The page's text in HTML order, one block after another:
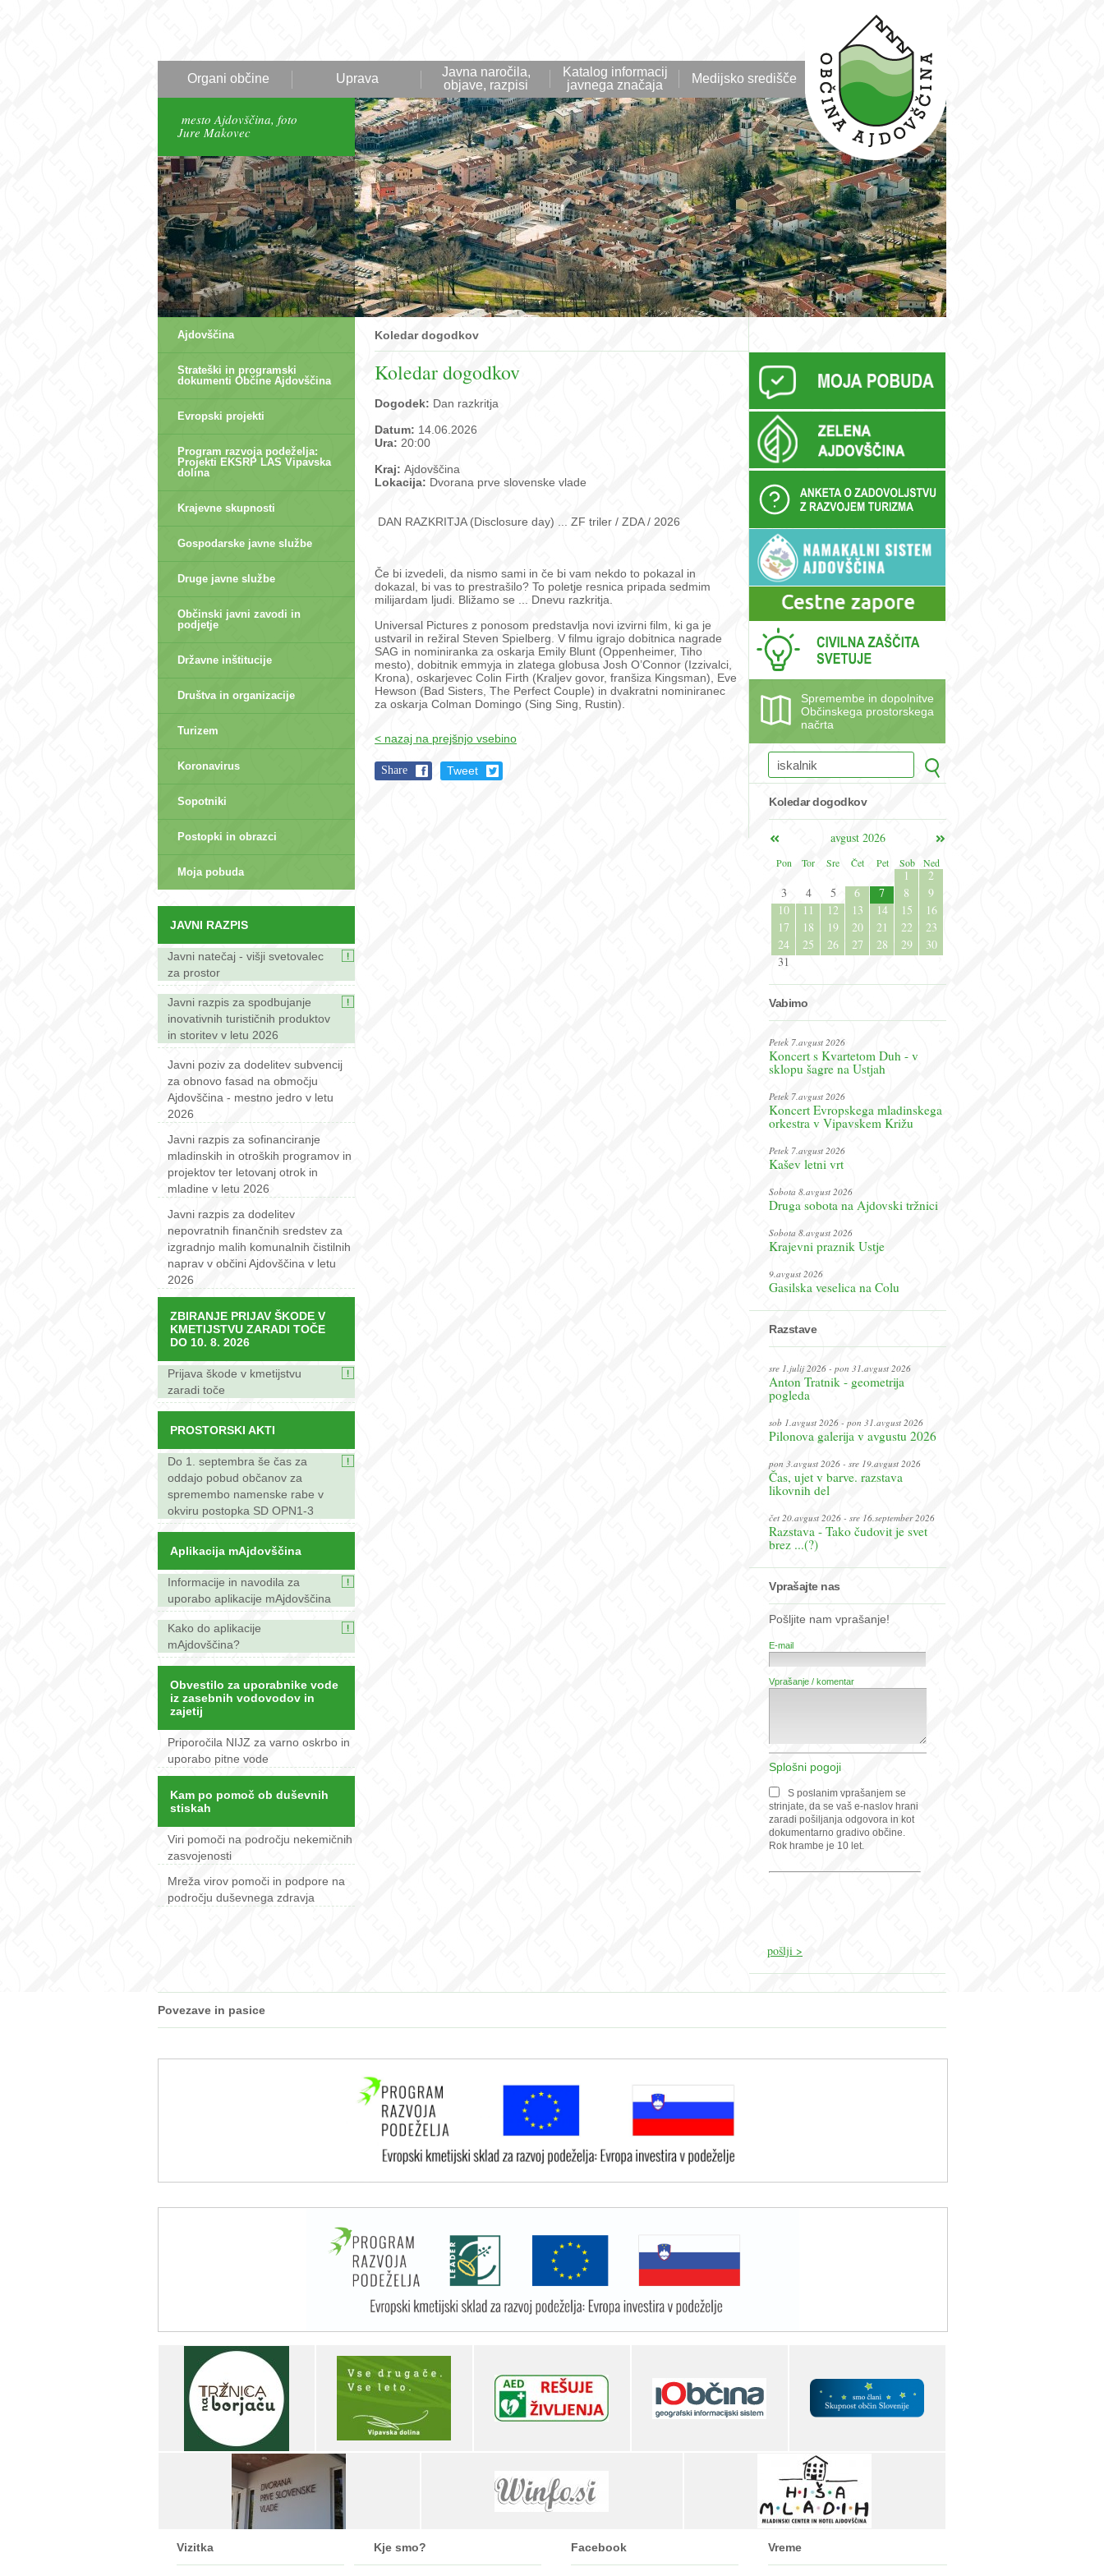
Organi občine Uprava
Javna naročila,
objave, razpisi
Katalog informacij
javnega značaja
Medijsko središče
mesto Ajdovščina, foto
Jure Makovec
Ajdovščina
Strateški in programski
dokumenti Občine Ajdovščina
Evropski projekti
Program razvoja podeželja:
Projekti EKSRP LAS Vipavska
dolina
Krajevne skupnosti
Gospodarske javne službe
Druge javne službe
Občinski javni zavodi in
podjetje
Državne inštitucije
Društva in organizacije
Turizem
Koronavirus
Sopotniki
Postopki in obrazci
Moja pobuda
JAVNI RAZPIS
Javni natečaj - višji svetovalec
za prostor
Javni razpis za spodbujanje
inovativnih turističnih produktov
in storitev v letu 2026
Javni poziv za dodelitev subvencij
za obnovo fasad na območju
Ajdovščina - mestno jedro v letu
2026
Javni razpis za sofinanciranje
mladinskih in otroških programov in
projektov ter letovanj otrok in
mladine v letu 2026
Javni razpis za dodelitev
nepovratnih finančnih sredstev za
izgradnjo malih komunalnih čistilnih
naprav v občini Ajdovščina v letu
2026
ZBIRANJE PRIJAV ŠKODE V
KMETIJSTVU ZARADI TOČE
DO 10. 8. 2026
Prijava škode v kmetijstvu
zaradi toče
PROSTORSKI AKTI
Do 1. septembra še čas za
oddajo pobud občanov za
spremembo namenske rabe v
okviru postopka SD OPN1-3
Aplikacija mAjdovščina
Informacije in navodila za
uporabo aplikacije mAjdovščina
Kako do aplikacije
mAjdovščina?
Obvestilo za uporabnike vode
iz zasebnih vodovodov in
zajetij
Priporočila NIJZ za varno oskrbo in
uporabo pitne vode
Kam po pomoč ob duševnih
stiskah
Viri pomoči na področju nekemičnih
zasvojenosti
Mreža virov pomoči in podpore na
področju duševnega zdravja
Koledar dogodkov
Koledar dogodkov
Dogodek: Dan razkritja
Datum: 14.06.2026
Ura: 20:00
Kraj: Ajdovščina
Lokacija: Dvorana prve slovenske vlade
DAN RAZKRITJA (Disclosure day) ... ZF triler / ZDA / 2026
Če bi izvedeli, da nismo sami in če bi vam nekdo to pokazal in
dokazal, bi vas to prestrašilo? To poletje resnica pripada sedmim
milijardam ljudi. Bližamo se ... Dnevu razkritja.
Universal Pictures z ponosom predstavlja novi izvirni film, ki ga je
ustvaril in režiral Steven Spielberg. V filmu igrajo dobitnica nagrade
SAG in nominiranka za oskarja Emily Blunt (Oppenheimer, Tiho
mesto), dobitnik emmyja in zlatega globusa Josh O’Connor (Izzivalci,
Krona), oskarjevec Colin Firth (Kraljev govor, franšiza Kingsman), Eve
Hewson (Bad Sisters, The Perfect Couple) in dvakratni nominiranec
za oskarja Colman Domingo (Sing Sing, Rustin).
< nazaj na prejšnjo vsebino
Share Tweet
Spremembe in dopolnitve
Občinskega prostorskega
načrta
Koledar dogodkov
avgust 2026
Pon
Tor Sre Čet Pet Sob Ned
1
2
3
4 5 6 7 8
9
10
11 12 13 14 15
16
17
18 19 20 21 22
23
24
25 26 27 28 29
30
31
Vabimo
Petek 7.avgust 2026
Koncert s Kvartetom Duh - v
sklopu šagre na Ustjah
Petek 7.avgust 2026
Koncert Evropskega mladinskega
orkestra v Vipavskem Križu
Petek 7.avgust 2026
Kašev letni vrt
Sobota 8.avgust 2026
Druga sobota na Ajdovski tržnici
Sobota 8.avgust 2026
Krajevni praznik Ustje
9.avgust 2026
Gasilska veselica na Colu
Razstave
sre 1.julij 2026 - pon 31.avgust 2026
Anton Tratnik - geometrija
pogleda
sob 1.avgust 2026 - pon 31.avgust 2026
Pilonova galerija v avgustu 2026
pon 3.avgust 2026 - sre 19.avgust 2026
Čas, ujet v barve. razstava
likovnih del
čet 20.avgust 2026 - sre 16.september 2026
Razstava - Tako čudovit je svet
brez ...(?)
Vprašajte nas
Pošljite nam vprašanje!
E-mail
Vprašanje / komentar
Splošni pogoji
S poslanim vprašanjem se
strinjate, da se vaš e-naslov hrani
zaradi pošiljanja odgovora in kot
dokumentarno gradivo občine.
Rok hrambe je 10 let.
Povezave in pasice
Vizitka Kje smo? Facebook Vreme